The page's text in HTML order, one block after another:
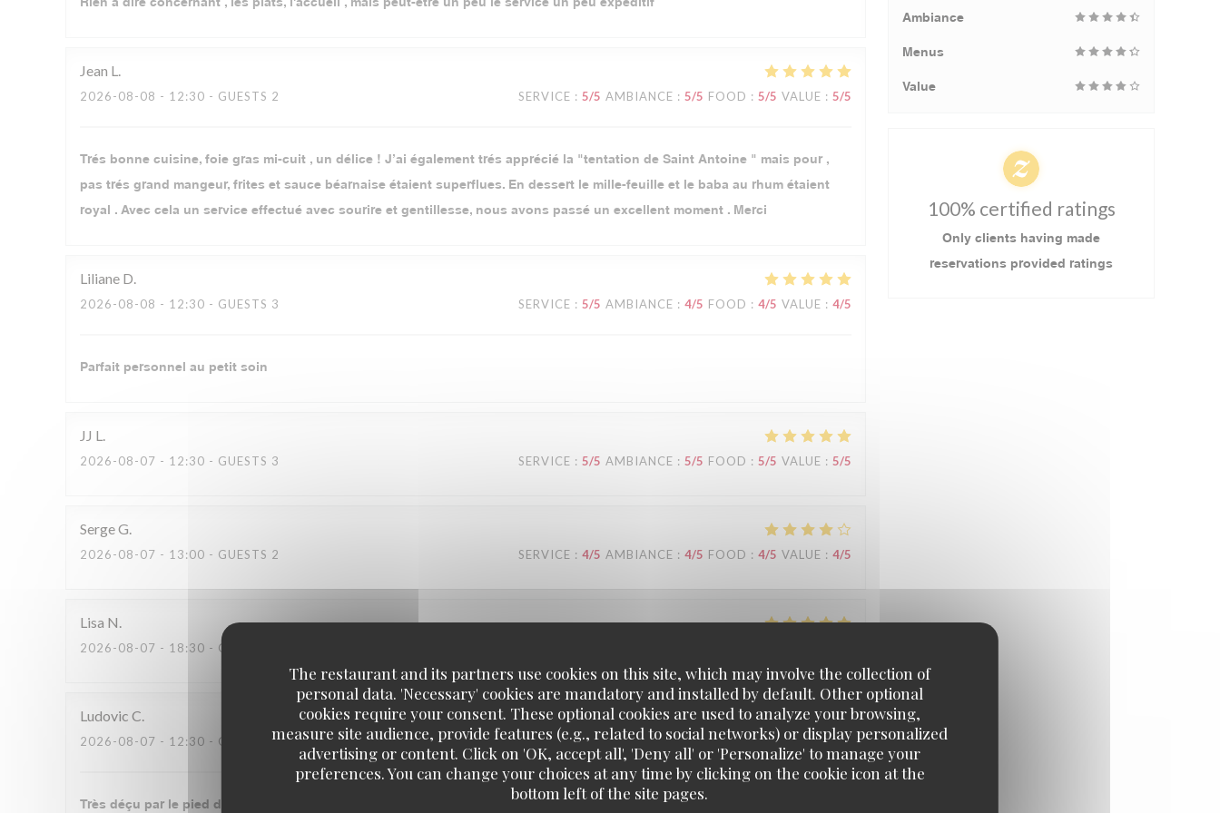
The restaurant and its partners use cookies on this site, which may involve the collection of
personal data. 'Necessary' cookies are mandatory and installed by default. Other optional
cookies require your consent. These optional cookies are used to analyze your browsing,
measure site audience, provide features (e.g., related to social networks) or display personalized
advertising or content. Click on 'OK, accept all', 'Deny all' or 'Personalize' to manage your
preferences. You can change your choices at any time by clicking on the cookie icon at the
bottom left of the site pages.
Jean L
2026-08-08 - 12:30 - GUESTS 2 SERVICE : 5/5 AMBIANCE : 5/5 FOOD : 5/5 VALUE : 5/5
Trés bonne cuisine, foie gras mi-cuit , un délice ! J’ai également trés apprécié la "tentation de Saint Antoine " mais pour ,
pas trés grand mangeur, frites et sauce béarnaise étaient superflues. En dessert le mille-feuille et le baba au rhum étaient
royal . Avec cela un service effectué avec sourire et gentillesse, nous avons passé un excellent moment . Merci
Liliane D
2026-08-08 - 12:30 - GUESTS 3 SERVICE : 5/5 AMBIANCE : 4/5 FOOD : 4/5 VALUE : 4/5
Parfait personnel au petit soin
JJ L
2026-08-07 - 12:30 - GUESTS 3 SERVICE : 5/5 AMBIANCE : 5/5 FOOD : 5/5 VALUE : 5/5
SergeG
2026-08-07 - 13:00 - GUESTS 2 SERVICE : 4/5 AMBIANCE : 4/5 FOOD : 4/5 VALUE : 4/5
Lisa N
2026-08-07 - 18:30 - GUESTS 3
Ludovic C
2026-08-07 - 12:30 - GUESTS 2 SERVICE: 5 /5 AMBIANCE: 4/5 FOOD: 3/5 VALUE: 2/5
Très déçu par le pied de cochon grillé. Il est cuit dans l’eau puis trempé dans une sorte de chapelure et finalement très peu
Ambiance
Menus
Value
100% certified ratings
Only clients having made
reservations provided ratings